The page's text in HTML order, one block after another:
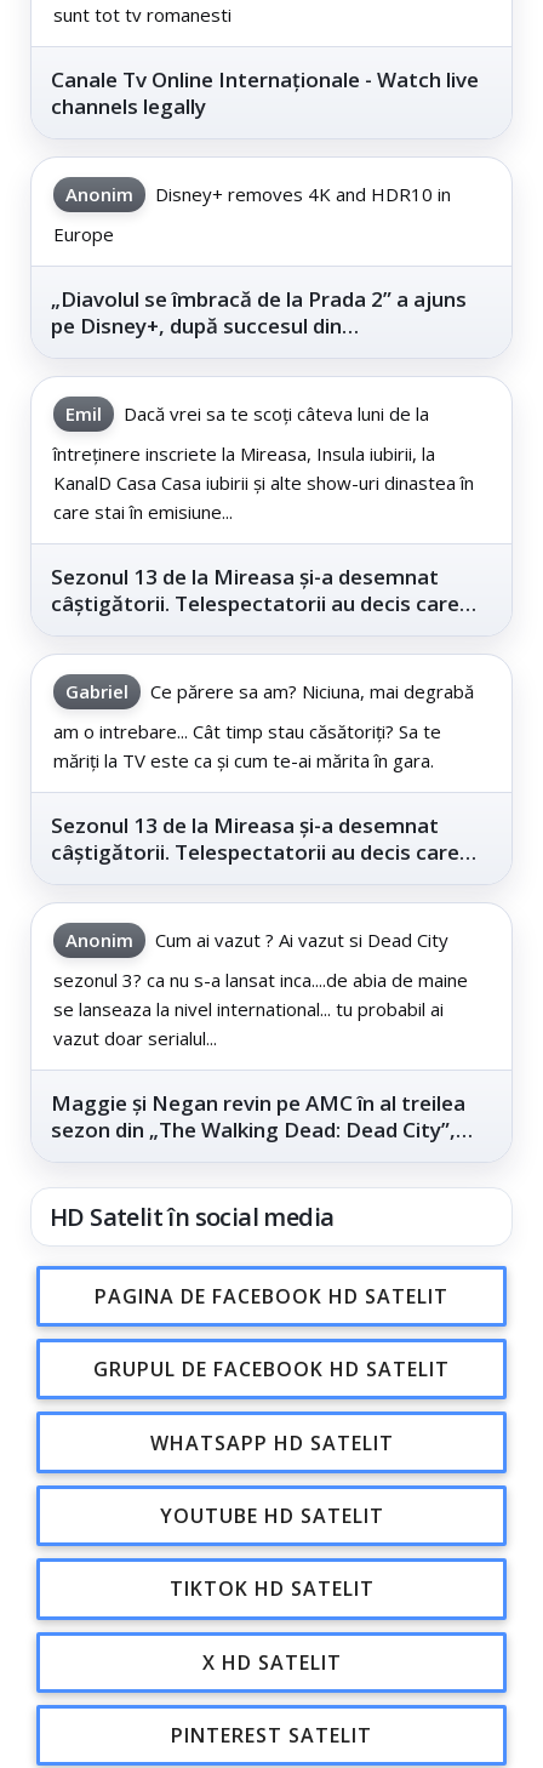
sunt tot tv romanesti
Canale Tv Online Internaționale - Watch live
channels legally
Anonim
Disney+ removes 4K and HDR10 in
Europe
„Diavolul se îmbracă de la Prada 2” a ajuns
pe Disney+, după succesul din
Emil
Dacă vrei sa te scoți câteva luni de la
întreținere inscriete la Mireasa, Insula iubirii, la
KanalD Casa Casa iubirii și alte show-uri dinastea în
care stai în emisiune...
Sezonul 13 de la Mireasa și-a desemnat
câștigătorii. Telespectatorii au decis care
Gabriel
Ce părere sa am? Niciuna, mai degrabă
am o intrebare... Cât timp stau căsătoriți? Sa te
măriți la TV este ca și cum te-ai mărita în gara.
Sezonul 13 de la Mireasa și-a desemnat
câștigătorii. Telespectatorii au decis care
Anonim
Cum ai vazut ? Ai vazut si Dead City
sezonul 3? ca nu s-a lansat inca....de abia de maine
se lanseaza la nivel international... tu probabil ai
vazut doar serialul...
Maggie și Negan revin pe AMC în al treilea
sezon din „The Walking Dead: Dead City”,
HD Satelit în social media
PAGINA DE FACEBOOK HD SATELIT
GRUPUL DE FACEBOOK HD SATELIT
WHATSAPP HD SATELIT
YOUTUBE HD SATELIT
TIKTOK HD SATELIT
X HD SATELIT
PINTEREST SATELIT